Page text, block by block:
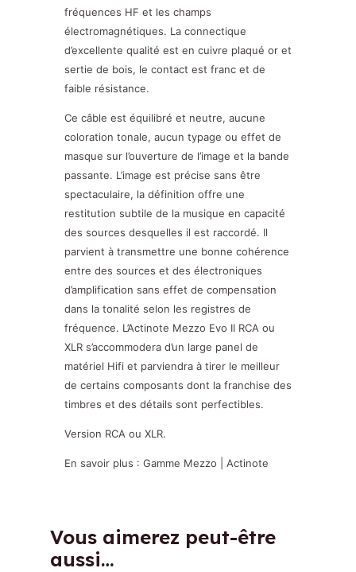
fréquences HF et les champs
électromagnétiques. La connectique
d’excellente qualité est en cuivre plaqué or et
sertie de bois, le contact est franc et de
faible résistance.
Ce câble est équilibré et neutre, aucune
coloration tonale, aucun typage ou effet de
masque sur l’ouverture de l’image et la bande
passante. L’image est précise sans être
spectaculaire, la définition offre une
restitution subtile de la musique en capacité
des sources desquelles il est raccordé. Il
parvient à transmettre une bonne cohérence
entre des sources et des électroniques
d’amplification sans effet de compensation
dans la tonalité selon les registres de
fréquence. L’Actinote Mezzo Evo II RCA ou
XLR s’accommodera d’un large panel de
matériel Hifi et parviendra à tirer le meilleur
de certains composants dont la franchise des
timbres et des détails sont perfectibles.
Version RCA ou XLR.
En savoir plus : Gamme Mezzo | Actinote
Vous aimerez peut-être
aussi…